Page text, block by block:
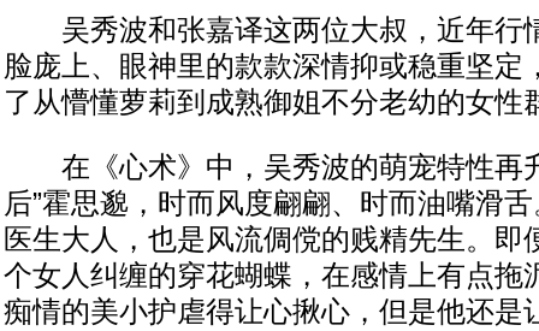
吴秀波和张嘉译这两位大叔，近年行
脸庞上、眼神里的款款深情抑或稳重坚定
了从懵懂萝莉到成熟御姐不分老幼的女性
在《心术》中，吴秀波的萌宠特性再
后”霍思邈，时而风度翩翩、时而油嘴滑
医生大人，也是风流倜傥的贱精先生。即
个女人纠缠的穿花蝴蝶，在感情上有点拖
痴情的美小护虐得让心揪心，但是他还是